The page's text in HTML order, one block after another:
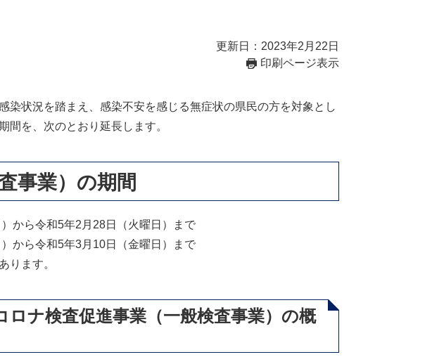
更新日：2023年2月22日
印刷ページ表示
染状況を踏まえ、感染不安を感じる無症状の県民の方を対象とし
間を、次のとおり延長します。
事業）の期間
から令和5年2月28日（火曜日）まで
から令和5年3月10日（金曜日）まで
ります。
ロナ検査促進事業（一般検査事業）の概